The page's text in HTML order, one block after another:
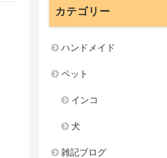
カテゴリー
ハンドメイド
ペット
インコ
犬
雑記ブログ